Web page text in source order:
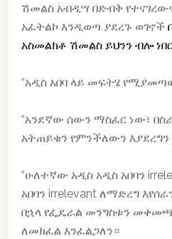
ሽመልስ አብዲሣ በድብቅ
አፈትልኮ እንዲወጣ ያደረጉ ወገኖች
አስመልክቶ ሽመልስ ይህንን ብሎ
“አዲስ አበባ ላይ መፍትሄ
“አንደኛው ሰውን ማስፈር ነው፣
አትጠይቁን የምንችለውን እያደረግን
“ሁለተኛው አዲስ አዲስ አበባን
አበባን irrelevant ለማድረግ
በኋላ የፌዴራል መንግስቱን
ለመክፈል እንፈልጋለን።